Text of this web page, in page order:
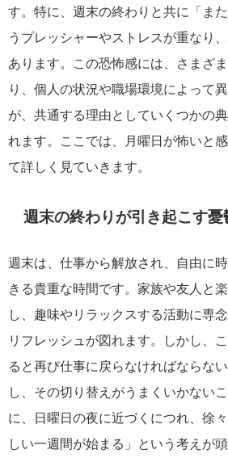
す。特に、週末の終わりと共に「ま
うプレッシャーやストレスが重なり
あります。この恐怖感には、さまざ
り、個人の状況や職場環境によって
が、共通する理由としていくつかの
れます。ここでは、月曜日が怖いと
て詳しく見ていきます。
週末の終わりが引き起こす憂
週末は、仕事から解放され、自由に
きる貴重な時間です。家族や友人と
し、趣味やリラックスする活動に専
リフレッシュが図れます。しかし、
ると再び仕事に戻らなければならな
し、その切り替えがうまくいかない
に、日曜日の夜に近づくにつれ、徐
しい一週間が始まる」という考えが